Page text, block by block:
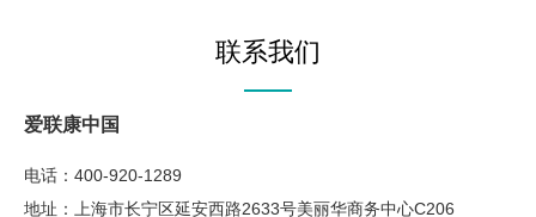
联系我们
爱联康中国
电话：400-920-1289
地址：上海市长宁区延安西路2633号美丽华商务中心C206